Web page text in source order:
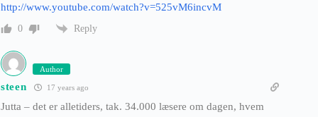
http://www.youtube.com/watch?v=525vM6incvM
0 Reply
Author
steen 17 years ago
Jutta – det er alletiders, tak. 34.000 læsere om dagen, hvem